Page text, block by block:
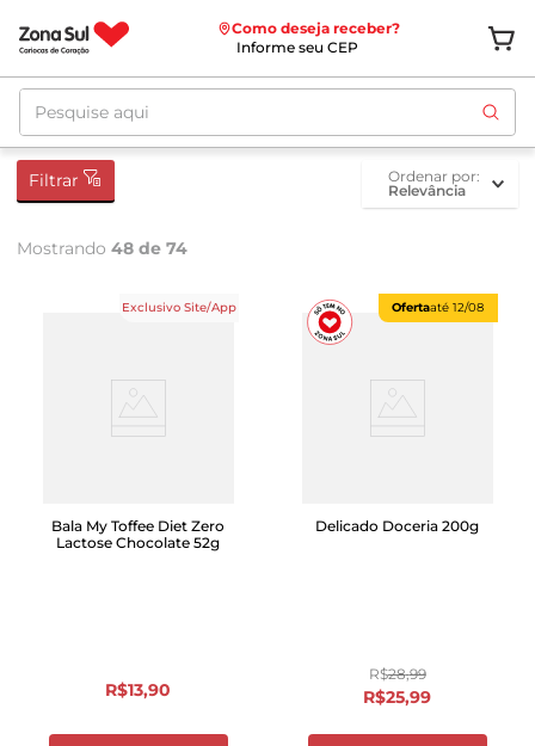
Como deseja receber?
Informe seu CEP
Pesquise aqui
Filtrar
ordenar por
Relevância
Mostrando 48 de 74
Exclusivo Site/App
Bala My Toffee Diet Zero
Lactose Chocolate 52g
R$13,90
Ofertaaté 12/08
Delicado Doceria 200g
R$28,99
R$25,99